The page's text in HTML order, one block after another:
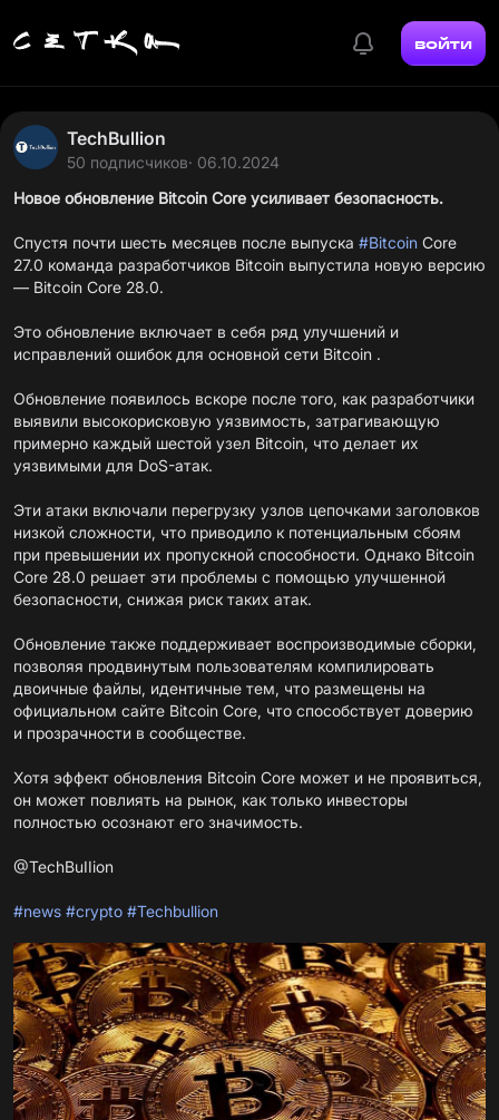
войти
TechBullion
50 подписчиков· 06.10.2024
Новое обновление Bitcoin Core усиливает безопасность.
Спустя почти шесть месяцев после выпуска #Bitcoin Core
27.0 команда разработчиков Bitcoin выпустила новую версию
— Bitcoin Core 28.0.
Это обновление включает в себя ряд улучшений и
исправлений ошибок для основной сети Bitcoin .
Обновление появилось вскоре после того, как разработчики
выявили высокорисковую уязвимость, затрагивающую
примерно каждый шестой узел Bitcoin, что делает их
уязвимыми для DoS-атак.
Эти атаки включали перегрузку узлов цепочками заголовков
низкой сложности, что приводило к потенциальным сбоям
при превышении их пропускной способности. Однако Bitcoin
Core 28.0 решает эти проблемы с помощью улучшенной
безопасности, снижая риск таких атак.
Обновление также поддерживает воспроизводимые сборки,
позволяя продвинутым пользователям компилировать
двоичные файлы, идентичные тем, что размещены на
официальном сайте Bitcoin Core, что способствует доверию
и прозрачности в сообществе.
Хотя эффект обновления Bitcoin Core может и не проявиться,
он может повлиять на рынок, как только инвесторы
полностью осознают его значимость.
@TechBuIIion
#news #crypto #Techbullion